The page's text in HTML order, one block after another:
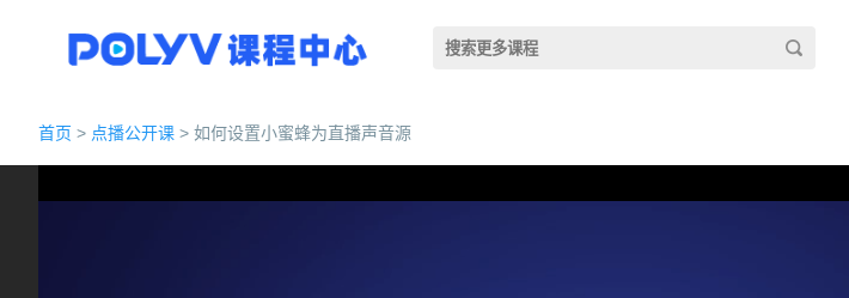
首页 > 点播公开课 > 如何设置小蜜蜂为直播声音源